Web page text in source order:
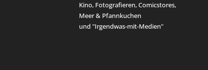
Kino, Fotografieren, Comicstores,
Meer & Pfannkuchen
und "Irgendwas-mit-Medien"